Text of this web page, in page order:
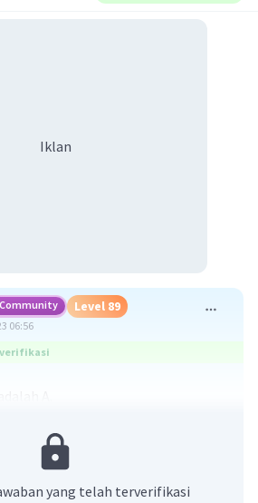
Iklan
Community Level 89
06:56
dasar negara menerima perubahan
pada dasar negara Indonesia. Nilai
dalam peristiwa tersebut adalah
yang telah terverifikasi